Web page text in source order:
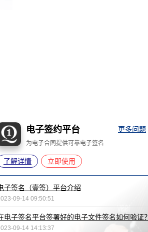
电子签约平台 更多问题
为电子合同提供可靠电子签名
了解详情 立即使用
子签名（壹签）平台介绍
09-14 09:50:51
电子签名平台签署好的电子文件签名如何验证？
09-14 14:13:37